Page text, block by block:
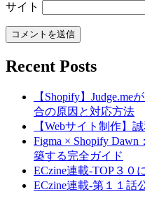
サイト
Recent Posts
【Shopify】
合の原因と対応方法
【Webサイト制作】
Figma × Shopify
築する完全ガイド
ECzine連載-TOP３０
ECzine連載-第１１話